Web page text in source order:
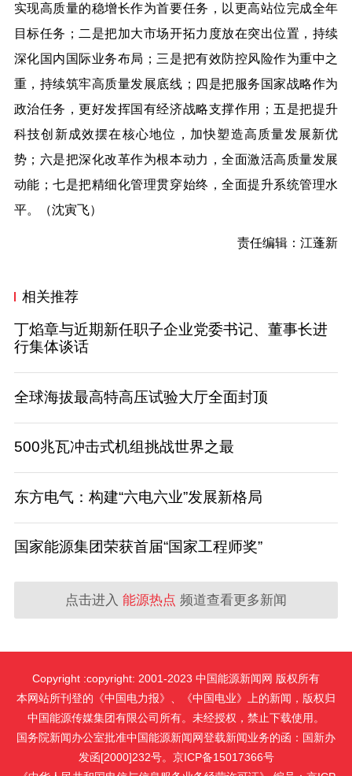
实现高质量的稳增长作为首要任务，以更高站位完成全年
目标任务；二是把加大市场开拓力度放在突出位置，持续
深化国内国际业务布局；三是把有效防控风险作为重中之
重，持续筑牢高质量发展底线；四是把服务国家战略作为
政治任务，更好发挥国有经济战略支撑作用；五是把提升
科技创新成效摆在核心地位，加快塑造高质量发展新优
势；六是把深化改革作为根本动力，全面激活高质量发展
动能；七是把精细化管理贯穿始终，全面提升系统管理水
平。（沈寅飞）
责任编辑：江蓬新
相关推荐
丁焰章与近期新任职子企业党委书记、董事长进
行集体谈话
全球海拔最高特高压试验大厅全面封顶
500兆瓦冲击式机组挑战世界之最
东方电气：构建“六电六业”发展新格局
国家能源集团荣获首届“国家工程师奖”
点击进入 能源热点 频道查看更多新闻
Copyright :copyright: 2001-2023 中国能源新闻网 版权所有
本网站所刊登的《中国电力报》、《中国电业》上的新闻，版权归
中国能源传媒集团有限公司所有。未经授权，禁止下载使用。
国务院新闻办公室批准中国能源新闻网登载新闻业务的函：国新办
发函[2000]232号。京ICP备15017366号